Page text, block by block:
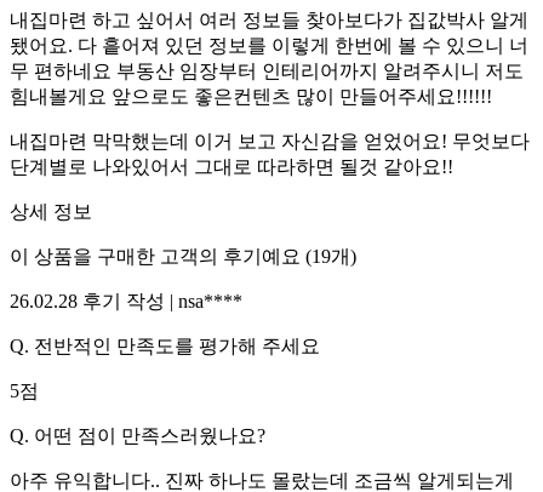
내집마련 하고 싶어서 여러 정보들 찾아보다가 집값박사 알게
됐어요. 다 흩어져 있던 정보를 이렇게 한번에 볼 수 있으니 너
무 편하네요 부동산 임장부터 인테리어까지 알려주시니 저도
힘내볼게요 앞으로도 좋은컨텐츠 많이 만들어주세요!!!!!!
내집마련 막막했는데 이거 보고 자신감을 얻었어요! 무엇보다
단계별로 나와있어서 그대로 따라하면 될것 같아요!!
상세 정보
이 상품을 구매한 고객의 후기예요 (19개)
26.02.28 후기 작성 | nsa****
Q. 전반적인 만족도를 평가해 주세요
5점
Q. 어떤 점이 만족스러웠나요?
아주 유익합니다.. 진짜 하나도 몰랐는데 조금씩 알게되는게